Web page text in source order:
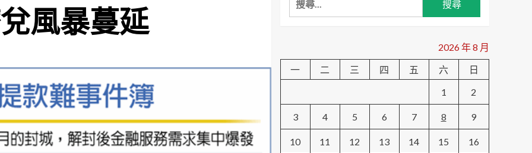
風暴蔓延
尋
字:
2026 年 8 月
一
二 三 四 五 六
日
1
2
3 4 5 6 7 8 9
10 11 12 13 14 15 16